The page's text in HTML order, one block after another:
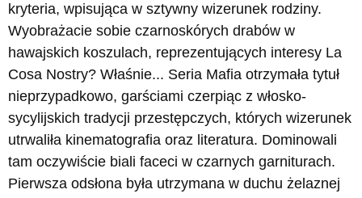
kryteria, wpisująca w sztywny wizerunek rodziny.
Wyobrażacie sobie czarnoskórych drabów w
hawajskich koszulach, reprezentujących interesy La
Cosa Nostry? Właśnie... Seria Mafia otrzymała tytuł
nieprzypadkowo, garściami czerpiąc z włosko-
sycylijskich tradycji przestępczych, których wizerunek
utrwaliła kinematografia oraz literatura. Dominowali
tam oczywiście biali faceci w czarnych garniturach.
Pierwsza odsłona była utrzymana w duchu żelaznej